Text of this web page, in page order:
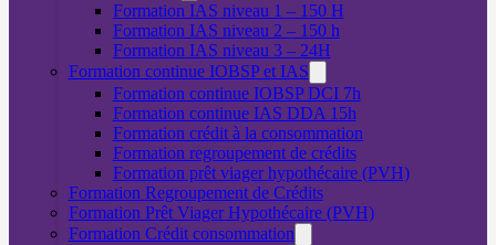
Formation IAS niveau 1 – 150 H
Formation IAS niveau 2 – 150 h
Formation IAS niveau 3 – 24H
Formation continue IOBSP et IAS
Formation continue IOBSP DCI 7h
Formation continue IAS DDA 15h
Formation crédit à la consommation
Formation regroupement de crédits
Formation prêt viager hypothécaire (PVH)
Formation Regroupement de Crédits
Formation Prêt Viager Hypothécaire (PVH)
Formation Crédit consommation